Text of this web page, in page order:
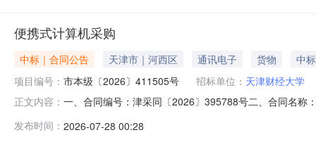
便携式计算机采购
中标｜合同公告 天津市｜河西区 通讯电子 货物
中
项目编号： 市本级〔2026〕411505号 招标单位： 天津财经大学
正文内容： 一、合同编号：津采同〔2026〕395788号二、合同名称
式：13820342113六、合同主要信息主要标的名称：便
发布时间： 2026-07-28 00:28